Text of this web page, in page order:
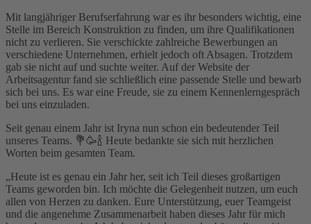
Mit langjähriger Berufserfahrung war es ihr besonders wichtig, eine
Stelle im Bereich Konstruktion zu finden, um ihre Qualifikationen
nicht zu verlieren. Sie verschickte zahlreiche Bewerbungen an
verschiedene Unternehmen, erhielt jedoch oft Absagen. Trotzdem
gab sie nicht auf und suchte weiter. Auf der Website der
Arbeitsagentur fand sie schließlich eine passende Stelle und bewarb
sich bei uns. Es war eine Freude, sie zu einem Kennenlerngespräch
bei uns einzuladen.
Seit genau einem Jahr ist Iryna nun schon ein bedeutender Teil
unseres Teams. 💐🥳🍾 Heute bedankte sie sich mit herzlichen
Worten beim gesamten Team.
„Heute ist es genau ein Jahr her, seit ich Teil dieses großartigen
Teams geworden bin. Ich möchte die Gelegenheit nutzen, um euch
allen von Herzen zu danken. Eure Unterstützung, euer Teamgeist
und die angenehme Zusammenarbeit haben dieses Jahr für mich